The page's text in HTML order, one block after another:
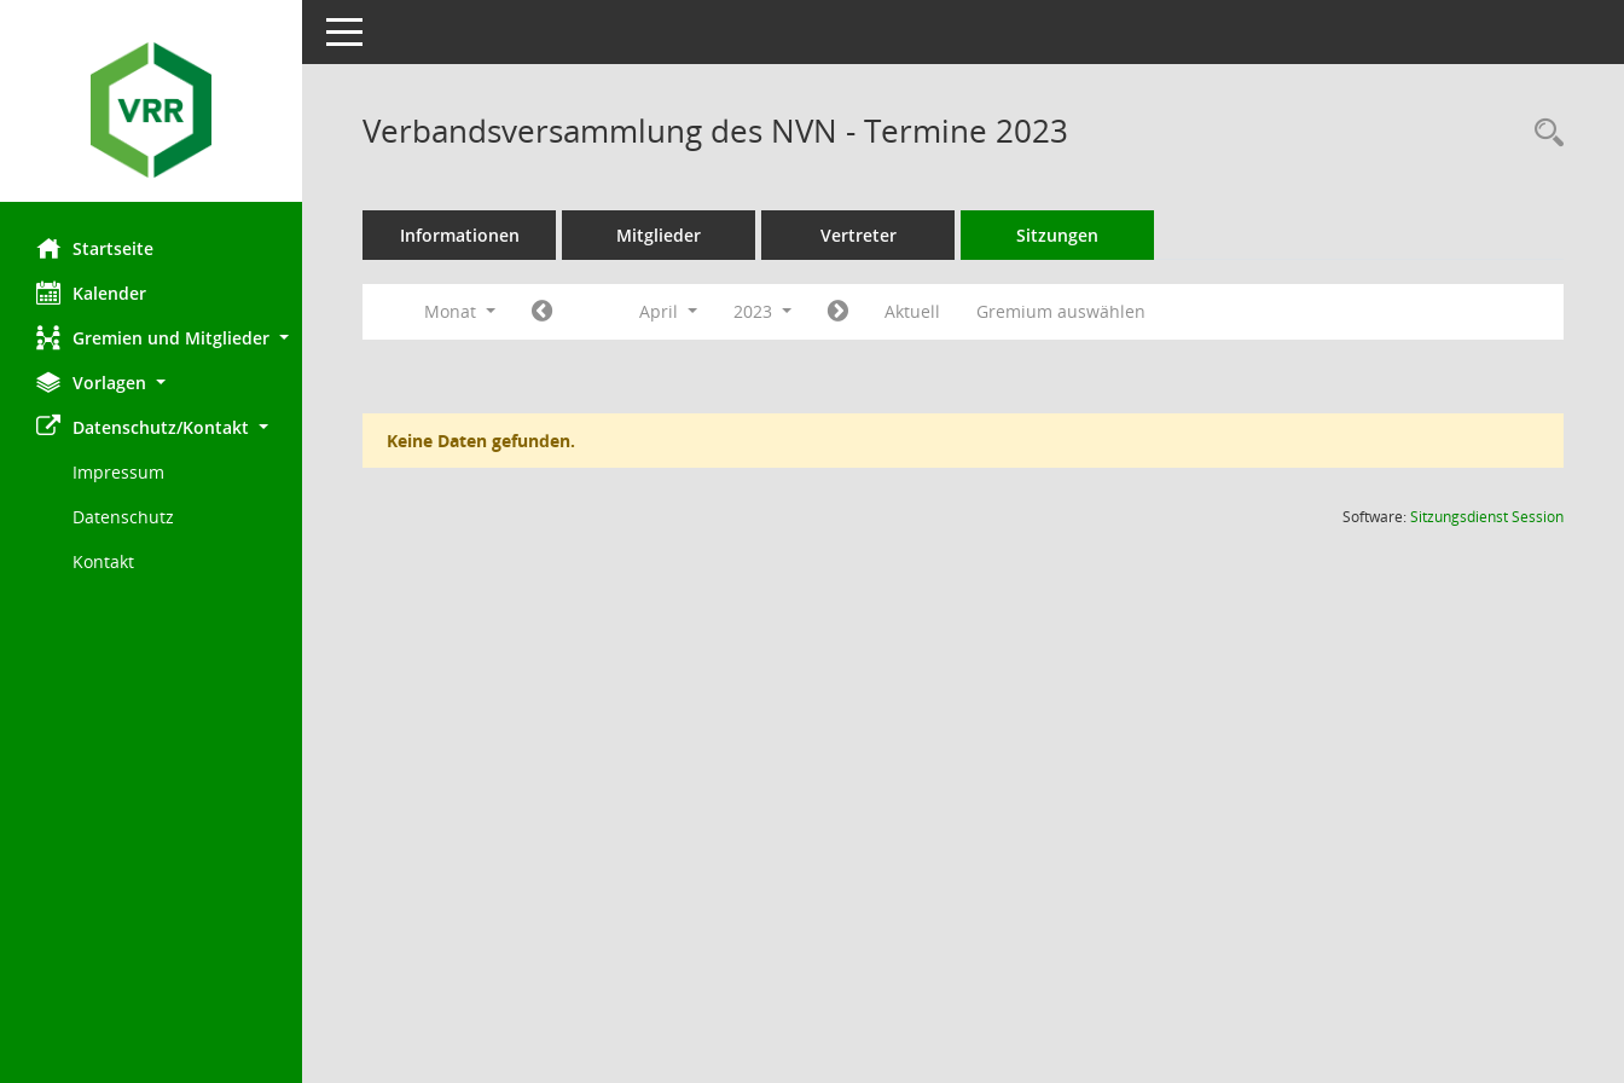
Startseite
Kalender
Gremien und Mitglieder
Vorlagen
Datenschutz/Kontakt
Impressum
Datenschutz
Kontakt
Toggle navigation
Verbandsversammlung des NVN - Termine 2023
Informationen Mitglieder Vertreter Sitzungen
Monat April 2023 Aktuell Gremium auswählen
Keine Daten gefunden.
Software:SitzungsdienstSession(Wird in